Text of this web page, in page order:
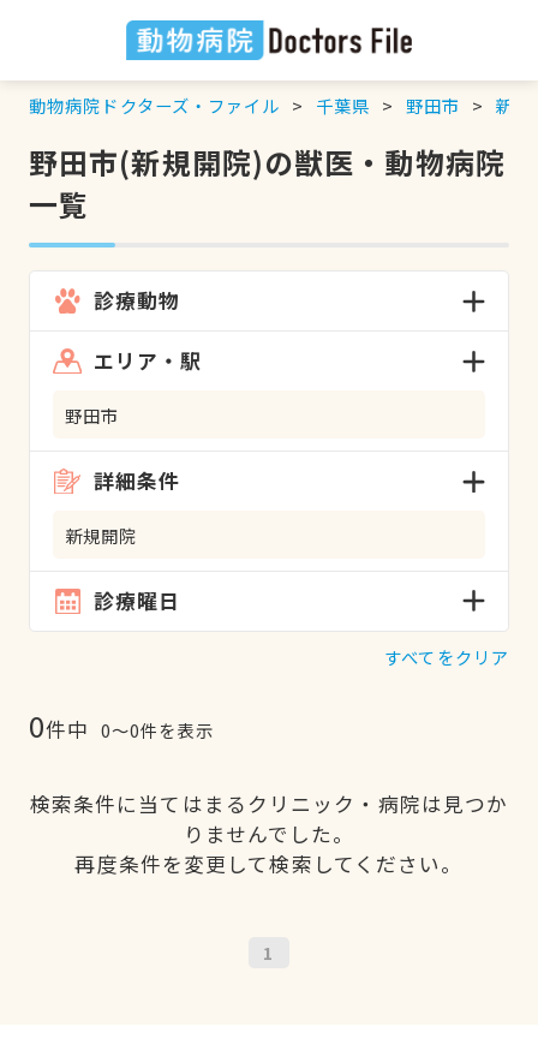
動物病院ドクターズ・ファイル 千葉県 野田市 新規
野田市(新規開院)の獣医・動物病院
一覧
診療動物
エリア・駅
野田市
詳細条件
新規開院
診療曜日
すべてをクリア
0件中 0〜0件を表示
検索条件に当てはまるクリニック・病院は見つか
りませんでした。
再度条件を変更して検索してください。
1